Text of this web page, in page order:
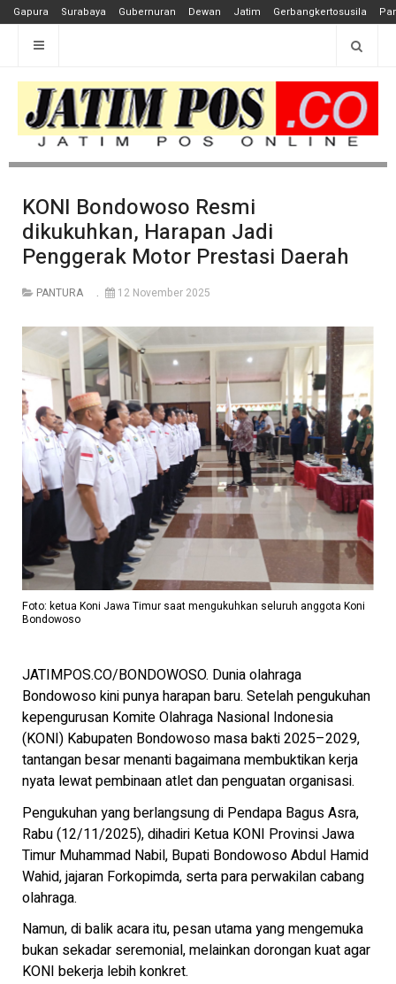
Gapura Surabaya Gubernuran Dewan Jatim Gerbangkertosusila
KONI Bondowoso Resmi
dikukuhkan, Harapan Jadi
Penggerak Motor Prestasi Daerah
PANTURA 12 November 2025
Foto: ketua Koni Jawa Timur saat mengukuhkan seluruh anggota Koni
Bondowoso
JATIMPOS.CO/BONDOWOSO. Dunia olahraga
Bondowoso kini punya harapan baru. Setelah pengukuhan
kepengurusan Komite Olahraga Nasional Indonesia
(KONI) Kabupaten Bondowoso masa bakti 2025–2029,
tantangan besar menanti bagaimana membuktikan kerja
nyata lewat pembinaan atlet dan penguatan organisasi.
Pengukuhan yang berlangsung di Pendapa Bagus Asra,
Rabu (12/11/2025), dihadiri Ketua KONI Provinsi Jawa
Timur Muhammad Nabil, Bupati Bondowoso Abdul Hamid
Wahid, jajaran Forkopimda, serta para perwakilan cabang
olahraga.
Namun, di balik acara itu, pesan utama yang mengemuka
bukan sekadar seremonial, melainkan dorongan kuat agar
KONI bekerja lebih konkret.